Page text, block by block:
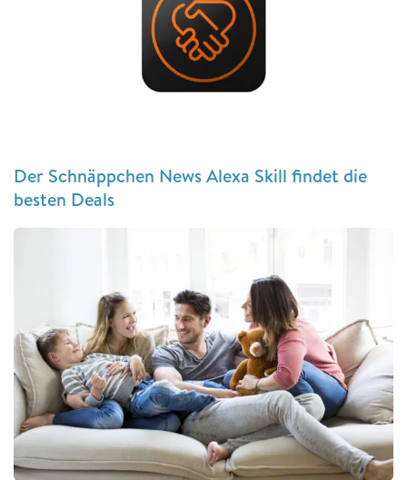
Der Schnäppchen News Alexa Skill findet die
besten Deals